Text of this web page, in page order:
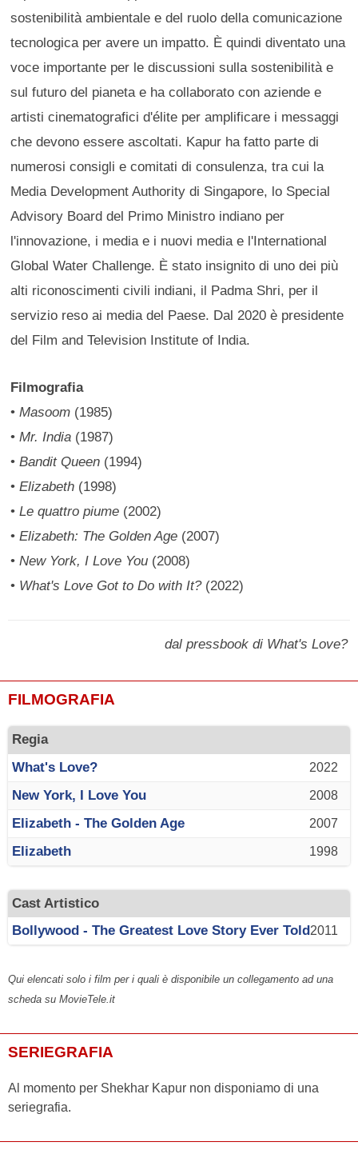
sostenibilità ambientale e del ruolo della comunicazione
tecnologica per avere un impatto. È quindi diventato una
voce importante per le discussioni sulla sostenibilità e
sul futuro del pianeta e ha collaborato con aziende e
artisti cinematografici d'élite per amplificare i messaggi
che devono essere ascoltati. Kapur ha fatto parte di
numerosi consigli e comitati di consulenza, tra cui la
Media Development Authority di Singapore, lo Special
Advisory Board del Primo Ministro indiano per
l'innovazione, i media e i nuovi media e l'International
Global Water Challenge. È stato insignito di uno dei più
alti riconoscimenti civili indiani, il Padma Shri, per il
servizio reso ai media del Paese. Dal 2020 è presidente
del Film and Television Institute of India.
Filmografia
•Masoom (1985)
•Mr. India (1987)
•Bandit Queen (1994)
•Elizabeth (1998)
•Le quattro piume (2002)
•Elizabeth: The Golden Age (2007)
•New York, I Love You (2008)
• What's Love Got to Do with It?(2022)
dal pressbook di What's Love?
FILMOGRAFIA
Regia
2022
What's Love?
2008
New York, I Love You
2007
Elizabeth - The Golden Age
1998
Elizabeth
Cast Artistico
2011
Bollywood - The Greatest Love Story Ever Told
Qui elencati solo i film per i quali è disponibile un collegamento ad una
scheda su MovieTele.it
SERIEGRAFIA
Al momento per Shekhar Kapur non disponiamo di una
seriegrafia.